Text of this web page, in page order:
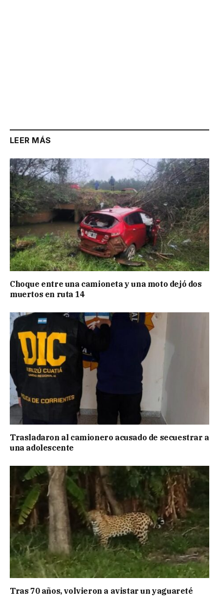
LEER MÁS
Choque entre una camioneta y una moto dejó dos
muertos en ruta 14
Trasladaron al camionero acusado de secuestrar a
una adolescente
Tras 70 años, volvieron a avistar un yaguareté